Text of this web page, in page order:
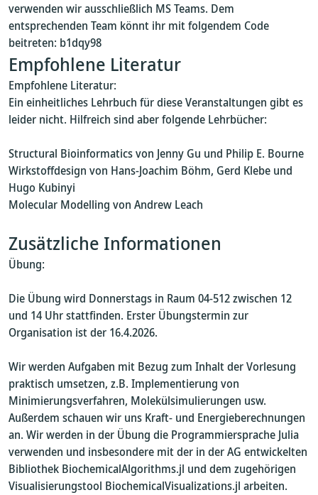
verwenden wir ausschließlich MS Teams. Dem
entsprechenden Team könnt ihr mit folgendem Code
beitreten: b1dqy98
Empfohlene Literatur
Empfohlene Literatur:
Ein einheitliches Lehrbuch für diese Veranstaltungen gibt es
leider nicht. Hilfreich sind aber folgende Lehrbücher:
Structural Bioinformatics von Jenny Gu und Philip E. Bourne
Wirkstoffdesign von Hans-Joachim Böhm, Gerd Klebe und
Hugo Kubinyi
Molecular Modelling von Andrew Leach
Zusätzliche Informationen
Übung:
Die Übung wird Donnerstags in Raum 04-512 zwischen 12
und 14 Uhr stattfinden. Erster Übungstermin zur
Organisation ist der 16.4.2026.
Wir werden Aufgaben mit Bezug zum Inhalt der Vorlesung
praktisch umsetzen, z.B. Implementierung von
Minimierungsverfahren, Molekülsimulierungen usw.
Außerdem schauen wir uns Kraft- und Energieberechnungen
an. Wir werden in der Übung die Programmiersprache Julia
verwenden und insbesondere mit der in der AG entwickelten
Bibliothek BiochemicalAlgorithms.jl und dem zugehörigen
Visualisierungstool BiochemicalVisualizations.jl arbeiten.